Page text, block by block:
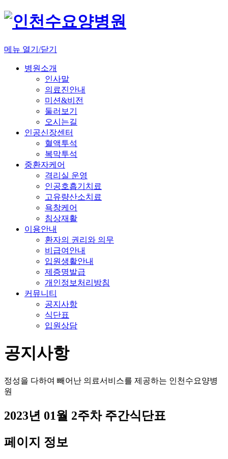
메뉴 열기/닫기
병원소개
인사말
의료진안내
미션&비전
둘러보기
오시는길
인공신장센터
혈액투석
복막투석
중환자케어
격리실 운영
인공호흡기치료
고유량산소치료
욕창케어
침상재활
이용안내
환자의 권리와 의무
비급여안내
입원생활안내
제증명발급
개인정보처리방침
커뮤니티
공지사항
식단표
입원상담
공지사항
정성을 다하여 빼어난 의료서비스를 제공하는 인천수요양병
원
2023년 01월 2주차 주간식단표
페이지 정보